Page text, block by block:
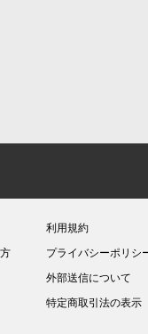
利用規約
プライバシーポリシ
外部送信について
特定商取引法の表示